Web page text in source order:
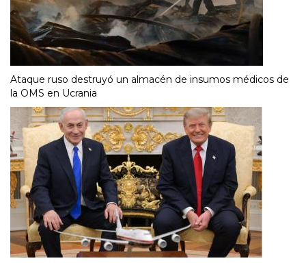
Ataque ruso destruyó un almacén de insumos médicos de
la OMS en Ucrania